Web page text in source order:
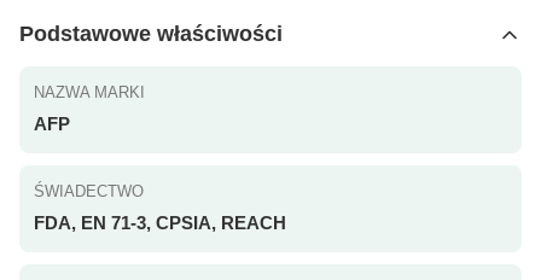
Podstawowe właściwości
NAZWA MARKI
AFP
ŚWIADECTWO
FDA, EN 71-3, CPSIA, REACH